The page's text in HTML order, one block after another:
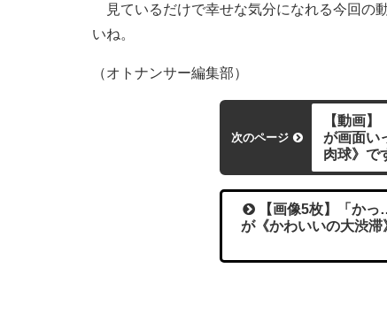
見ているだけで幸せな気分になれる今回の
いね。
（オトナンサー編集部）
次のページ
【動画
が画面い
肉球》で
【画像5枚】「か
が《かわいいの大渋